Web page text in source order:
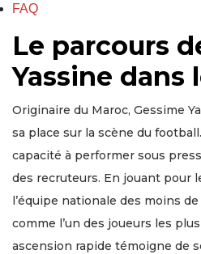
FAQ
Le parcours
Yassine dans
Originaire du Maroc, Gessime
sa place sur la scène du
capacité à performer sous
des recruteurs. En jouant pour
l’équipe nationale des moins
comme l’un des joueurs les
ascension rapide témoigne de